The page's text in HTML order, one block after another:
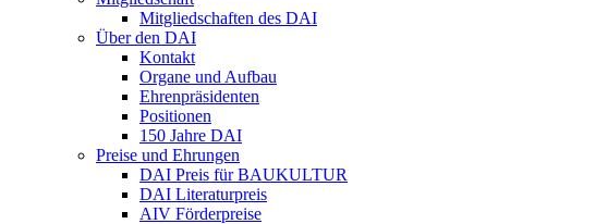
Mitgliedschaften des DAI
Über den DAI
Kontakt
Organe und Aufbau
Ehrenpräsidenten
Positionen
150 Jahre DAI
Preise und Ehrungen
DAI Preis für BAUKULTUR
DAI Literaturpreis
AIV Förderpreise